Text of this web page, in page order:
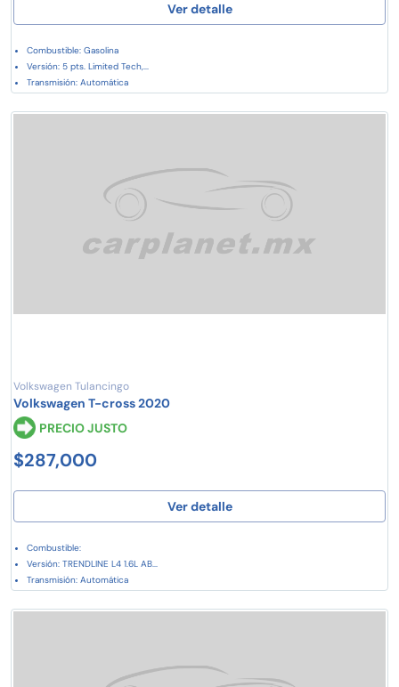
Ver detalle
Combustible: Gasolina
Versión: 5 pts. Limited Tech,...
Transmisión: Automática
Volkswagen Tulancingo
Volkswagen T-cross 2020
PRECIO JUSTO
$287,000
Ver detalle
Combustible:
Versión: TRENDLINE L4 1.6L AB...
Transmisión: Automática